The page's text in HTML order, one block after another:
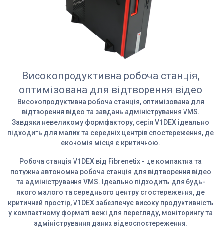
Високопродуктивна робоча станція,
оптимізована для відтворення відео
Високопродуктивна робоча станція, оптимізована для
відтворення відео та завдань адміністрування VMS.
Завдяки невеликому формфактору, серія V1DEX ідеально
підходить для малих та середніх центрів спостереження, де
економія місця є критичною.
Робоча станція V1DEX від Fibrenetix - це компактна та
потужна автономна робоча станція для відтворення відео
та адміністрування VMS. Ідеально підходить для будь-
якого малого та середнього центру спостереження, де
критичний простір, V1DEX забезпечує високу продуктивність
у компактному форматі вежі для перегляду, моніторингу та
адміністрування даних відеоспостереження.